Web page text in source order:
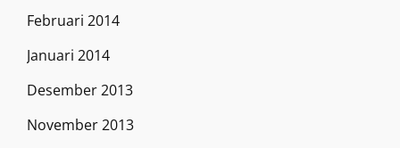
Februari 2014
Januari 2014
Desember 2013
November 2013